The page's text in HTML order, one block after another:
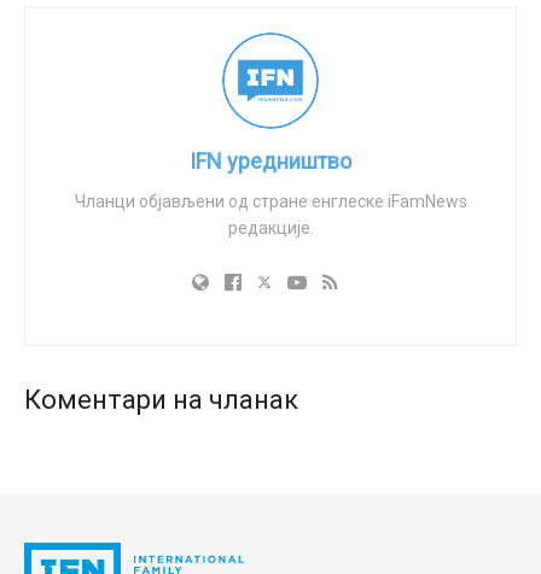
због католичких уверења у вези са хормоналним
контрацептивним пилулама. Она тврди да су
изненадним укидањем прекршени закони о
запошљавању који су осмишљени да заштите верске
слободе на радном месту.
Од 2014. до 2022. године овој медицинској сестри
рецепата за ова средства док је радила у клиници
саопштио да укида сва таква изузећа.
IFN уредништво
Чланци објављени од стране енглеске iFamNews
редакције.
Коментари на чланак